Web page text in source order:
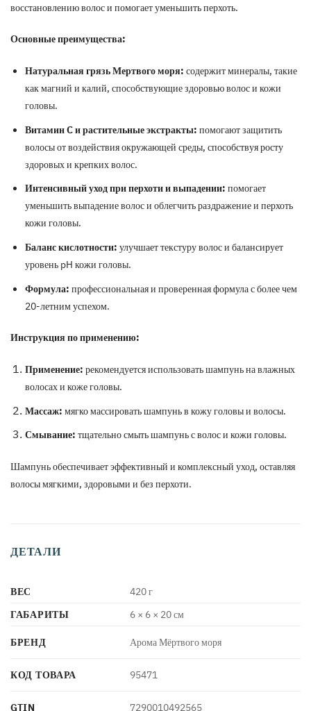
восстановлению волос и помогает уменьшить перхоть.
Основные преимущества:
Натуральная грязь Мертвого моря: содержит минералы, такие
как магний и калий, способствующие здоровью волос и кожи
головы.
Витамин C и растительные экстракты: помогают защитить
волосы от воздействия окружающей среды, способствуя росту
здоровых и крепких волос.
Интенсивный уход при перхоти и выпадении: помогает
уменьшить выпадение волос и облегчить раздражение и перхоть
кожи головы.
Баланс кислотности: улучшает текстуру волос и балансирует
уровень pH кожи головы.
Формула: профессиональная и проверенная формула с более чем
20-летним успехом.
Инструкция по применению:
Применение: рекомендуется использовать шампунь на влажных
волосах и коже головы.
Массаж: мягко массировать шампунь в кожу головы и волосы.
Смывание: тщательно смыть шампунь с волос и кожи головы.
Шампунь обеспечивает эффективный и комплексный уход, оставляя
волосы мягкими, здоровыми и без перхоти.
ДЕТАЛИ
ВЕС
420 г
ГАБАРИТЫ
6 × 6 × 20 см
БРЕНД Арома Мёртвого моря
КОД ТОВАРА 95471
GTIN 7290010492565